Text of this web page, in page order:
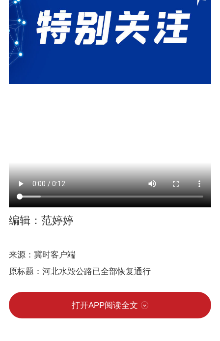
编辑：范婷婷
来源：冀时客户端
原标题：河北水毁公路已全部恢复通行
打开APP阅读全文